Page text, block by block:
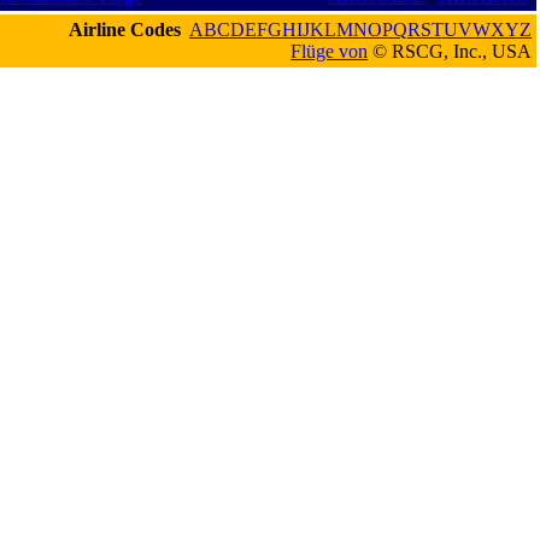
Airline Codes ABCDEFGHIJKLMNOPQRSTUVWXYZ
Flüge von © RSCG, Inc., USA